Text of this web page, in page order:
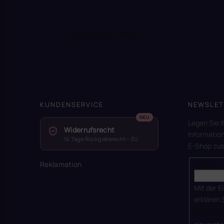
KUNDENSERVICE
Widerrufsrecht
14 Tage Rückgaberecht – EU
Reklamation
Legen Sie
E-Shop
Mit der
erklären